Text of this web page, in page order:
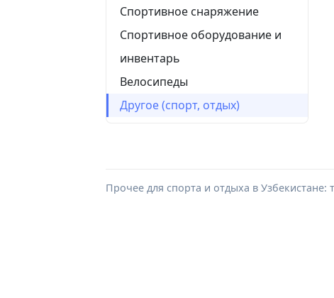
Спортивное снаряжение
Спортивное оборудование и
инвентарь
Велосипеды
Другое (спорт, отдых)
Прочее для спорта и отдыха в Узбекистане: